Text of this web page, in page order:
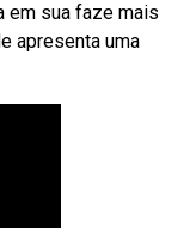
em sua faze mais
apresenta uma